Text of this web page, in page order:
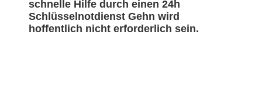
schnelle Hilfe durch einen 24h
Schlüsselnotdienst Gehn wird
hoffentlich nicht erforderlich sein.